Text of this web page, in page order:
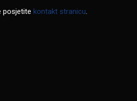
posjetite kontakt stranicu.